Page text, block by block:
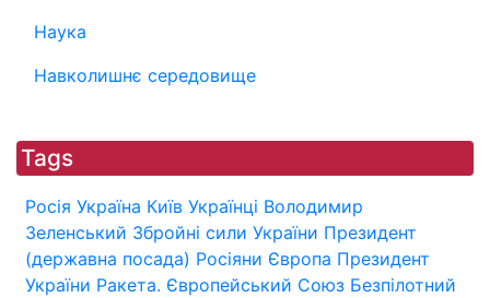
Наука
Навколишнє середовище
Tags
Росія Україна Київ Українці Володимир
Зеленський Збройні сили України Президент
(державна посада) Росіяни Європа Президент
України Ракета. Європейський Союз Безпілотний